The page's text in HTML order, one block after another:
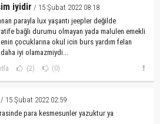
iyidir / 15 Şubat 2022 08:18
parayla lux yaşantı jeepler değilde
bağlı durumu olmayan yada malulen emekli
çocuklarına okul icin burs yardım felan
iyi olamazmiydi...
(2) (0)
/ 15 Şubat 2022 02:59
para kesmesunler yazuktur ya